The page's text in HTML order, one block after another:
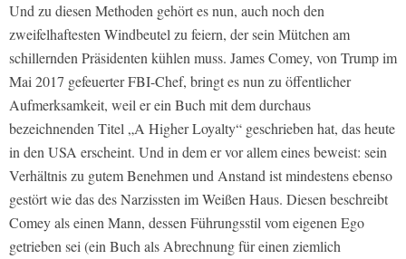
Und zu diesen Methoden gehört es nun, auch noch den
zweifelhaftesten Windbeutel zu feiern, der sein Mütchen am
schillernden Präsidenten kühlen muss. James Comey, von Trump im
Mai 2017 gefeuerter FBI-Chef, bringt es nun zu öffentlicher
Aufmerksamkeit, weil er ein Buch mit dem durchaus
bezeichnenden Titel „A Higher Loyalty“ geschrieben hat, das heute
in den USA erscheint. Und in dem er vor allem eines beweist: sein
Verhältnis zu gutem Benehmen und Anstand ist mindestens ebenso
gestört wie das des Narzissten im Weißen Haus. Diesen beschreibt
Comey als einen Mann, dessen Führungsstil vom eigenen Ego
getrieben sei (ein Buch als Abrechnung für einen ziemlich